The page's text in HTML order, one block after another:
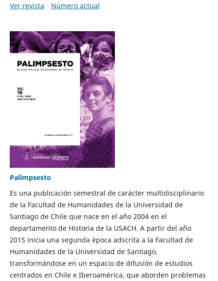
Ver revista
Número actual
Palimpsesto
Es una publicación semestral de carácter multidisciplinario
de la Facultad de Humanidades de la Universidad de
Santiago de Chile que nace en el año 2004 en el
departamento de Historia de la USACH. A partir del año
2015 inicia una segunda época adscrita a la Facultad de
Humanidades de la Universidad de Santiago,
transformándose en un espacio de difusión de estudios
centrados en Chile e Iberoamérica, que aborden problemas